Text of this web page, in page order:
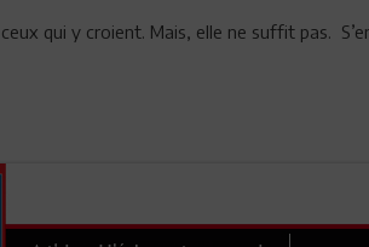
qui y croient. Mais, elle ne suffit pas.